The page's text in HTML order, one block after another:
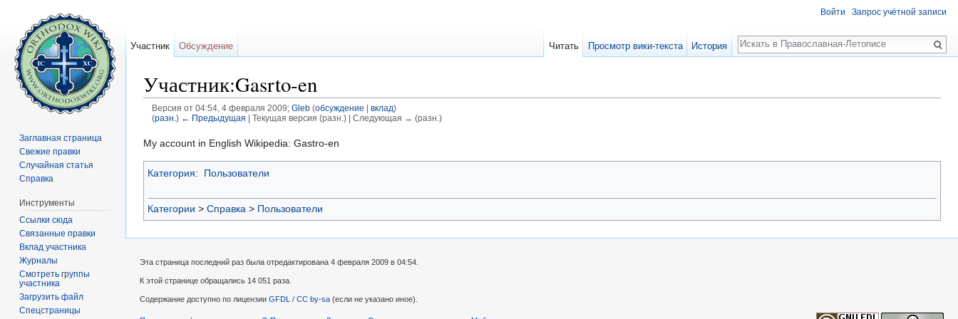
Участник:Gasrto-en
Версия от 04:54, 4 февраля 2009; Gleb (обсуждение вклад)
(разн. ) ← Предыдущая | Текущая версия (разн.) | Следующая → (разн.)
My account in English Wikipedia: Gastro-en
Категория: Пользователи
Категории > Справка > Пользователи
Войти Запрос учётной записи
Участник Обсуждение Читать Просмотр вики-текста История
Поиск
Заглавная страница
Свежие правки
Случайная статья
Справка
Инструменты
Ссылки сюда
Связанные правки
Вклад участника
Журналы
Смотреть группы
участника
Загрузить файл
Спецстраницы
Эта страница последний раз была отредактирована 4 февраля 2009 в 04:54.
К этой странице обращались 14 051 раза.
Содержание доступно по лицензии GFDL / CC by-sa (если не указано иное).